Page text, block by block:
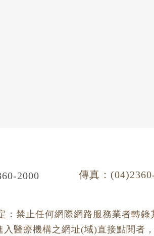
2000 傳真：
禁止任何網際網路服務業者轉
醫療機構之網址(域)直接點閱者，